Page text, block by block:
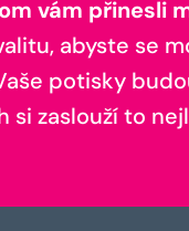
vám přinesli
abyste se
potisky
si zaslouží to